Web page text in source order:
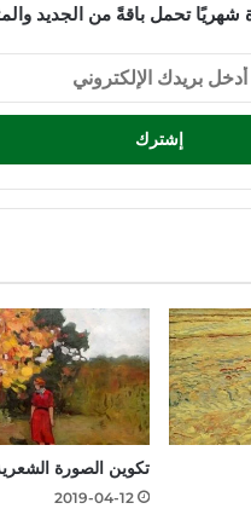
شهريًا تحمل باقةً من الجديد
تكوين الصورة
2019-04-12